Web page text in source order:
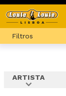
Filtros
ARTISTA
expand_more